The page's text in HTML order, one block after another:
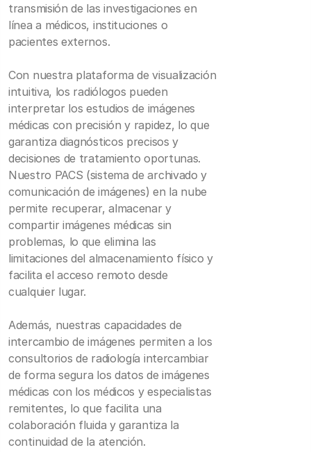
transmisión de las investigaciones en
línea a médicos, instituciones o
pacientes externos.
Con nuestra plataforma de visualización
intuitiva, los radiólogos pueden
interpretar los estudios de imágenes
médicas con precisión y rapidez, lo que
garantiza diagnósticos precisos y
decisiones de tratamiento oportunas.
Nuestro PACS (sistema de archivado y
comunicación de imágenes) en la nube
permite recuperar, almacenar y
compartir imágenes médicas sin
problemas, lo que elimina las
limitaciones del almacenamiento físico y
facilita el acceso remoto desde
cualquier lugar.
Además, nuestras capacidades de
intercambio de imágenes permiten a los
consultorios de radiología intercambiar
de forma segura los datos de imágenes
médicas con los médicos y especialistas
remitentes, lo que facilita una
colaboración fluida y garantiza la
continuidad de la atención.